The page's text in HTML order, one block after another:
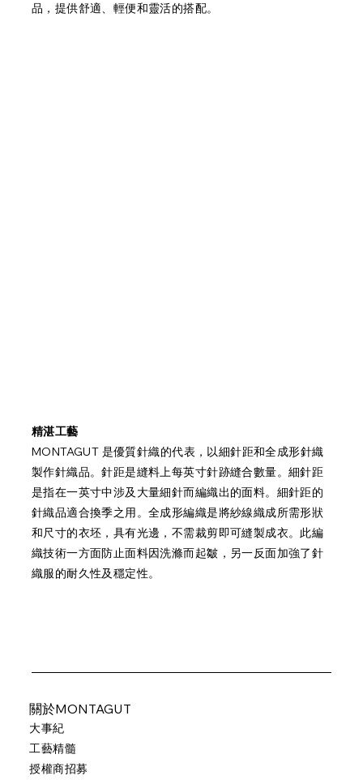
品，提供舒適、輕便和靈活的搭配。
精湛工藝
MONTAGUT 是優質針織的代表，以細針距和全成形針織
製作針織品。針距是縫料上每英寸針跡縫合數量。細針距
是指在一英寸中涉及大量細針而編織出的面料。細針距的
針織品適合換季之用。全成形編織是將紗線織成所需形狀
和尺寸的衣坯，具有光邊，不需裁剪即可縫製成衣。此編
織技術一方面防止面料因洗滌而起皺，另一反面加強了針
織服的耐久性及穩定性。
關於MONTAGUT
大事紀
工藝精髓
授權商招募